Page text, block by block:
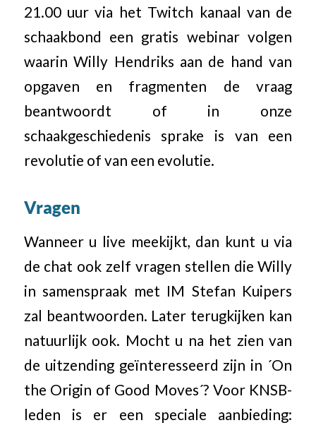
21.00 uur via het Twitch kanaal van de
schaakbond een gratis webinar volgen
waarin Willy Hendriks aan de hand van
opgaven en fragmenten de vraag
beantwoordt of in onze
schaakgeschiedenis sprake is van een
revolutie of van een evolutie.
Vragen
Wanneer u live meekijkt, dan kunt u via
de chat ook zelf vragen stellen die Willy
in samenspraak met IM Stefan Kuipers
zal beantwoorden. Later terugkijken kan
natuurlijk ook. Mocht u na het zien van
de uitzending geïnteresseerd zijn in ´On
the Origin of Good Moves´? Voor KNSB-
leden is er een speciale aanbieding: